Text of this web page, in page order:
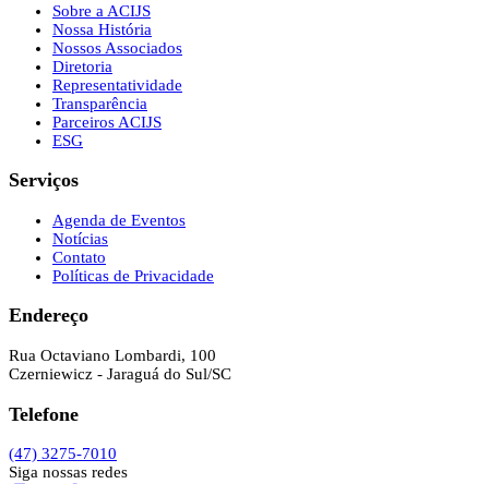
Sobre a ACIJS
Nossa História
Nossos Associados
Diretoria
Representatividade
Transparência
Parceiros ACIJS
ESG
Serviços
Agenda de Eventos
Notícias
Contato
Políticas de Privacidade
Endereço
Rua Octaviano Lombardi, 100
Czerniewicz - Jaraguá do Sul/SC
Telefone
(47) 3275-7010
Siga nossas redes